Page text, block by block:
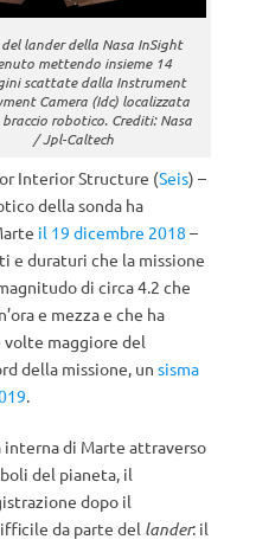
del lander della Nasa InSight
mettendo insieme 14
scattate dalla Instrument
Camera (Idc) localizzata
braccio robotico. Crediti: Nasa
/ Jpl-Caltech
Interior Structure (Seis) –
della sonda ha
il 19 dicembre 2018 –
e duraturi che la missione
di circa 4.2 che
e mezza e che ha
maggiore del
della missione, un sisma
.
di Marte attraverso
del pianeta, il
dopo il
da parte del lander: il